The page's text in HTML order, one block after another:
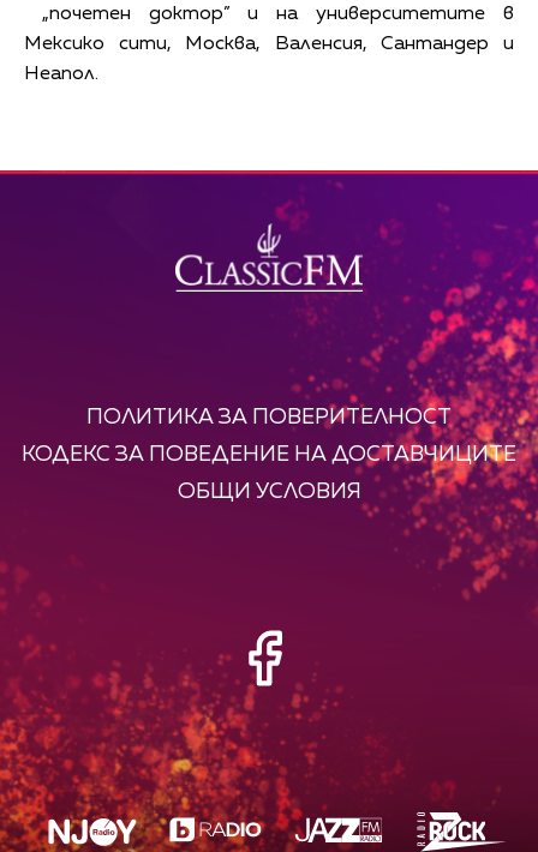
„почетен доктор” и на университетите в
Мексико сити, Москва, Валенсия, Сантандер и
Неапол.
ПОЛИТИКА ЗА ПОВЕРИТЕЛНОСТ
КОДЕКС ЗА ПОВЕДЕНИЕ НА ДОСТАВЧИЦИТЕ
ОБЩИ УСЛОВИЯ